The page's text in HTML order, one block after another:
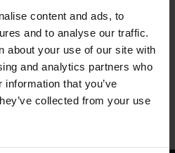
content and ads, to
and to analyse our traffic.
about your use of our site with
and analytics partners who
that you’ve
collected from your use
Games